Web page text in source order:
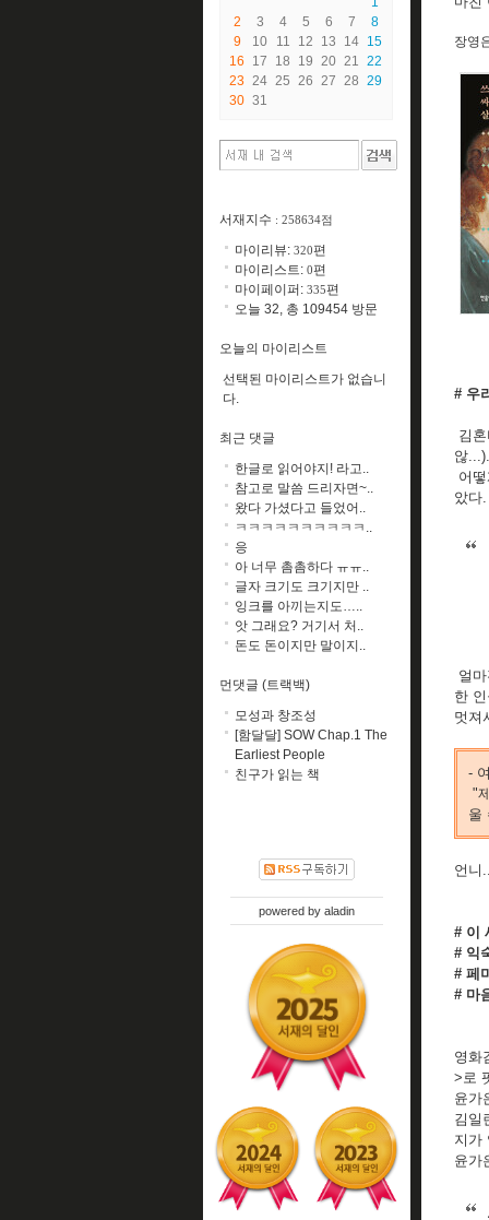
장영
# 우
김
않
어
았
얼
한
멋져
-
"
울
언니
# 이
# 익
# 페
# 마
영화
>로
윤가
김일
지가
윤가
2
3 4 5 6 7
8
9
10 11 12 13 14 15
16
17 18 19 20 21 22
23 24 25 26 27 28 29
30 31
서재지수 : 258634점
마이리뷰: 320편
마이리스트: 0편
마이페이퍼: 335편
오늘 32, 총 109454 방문
오늘의 마이리스트
선택된 마이리스트가 없습니
다.
최근 댓글
한글로 읽어야지! 라고..
참고로 말씀 드리자면~..
왔다 가셨다고 들었어..
ㅋㅋㅋㅋㅋㅋㅋㅋㅋㅋ..
응
아 너무 촘촘하다 ㅠㅠ..
글자 크기도 크기지만 ..
잉크를 아끼는지도…..
앗 그래요? 거기서 처..
돈도 돈이지만 말이지..
먼댓글 (트랙백)
모성과 창조성
[함달달] SOW Chap.1 The
Earliest People
친구가 읽는 책
powered by aladin